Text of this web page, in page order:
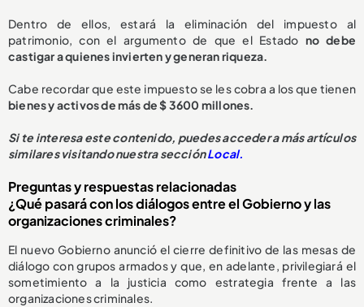
Dentro de ellos, estará la eliminación del impuesto al
patrimonio, con el argumento de que el Estado no debe
castigar a quienes invierten y generan riqueza.
Cabe recordar que este impuesto se les cobra a los que tienen
bienes y activos de más de $ 3600 millones.
Si te interesa este contenido, puedes acceder a más artículos
similares visitando nuestra secciónLocal.
Preguntas y respuestas relacionadas
¿Qué pasará con los diálogos entre el Gobierno y las
organizaciones criminales?
El nuevo Gobierno anunció el cierre definitivo de las mesas de
diálogo con grupos armados y que, en adelante, privilegiará el
sometimiento a la justicia como estrategia frente a las
organizaciones criminales.